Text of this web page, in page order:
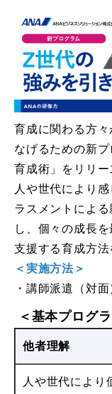
育成に関わる方
なげるための新
育成術」をリリー
人や世代により
ラスメントによ
し、個々の成長を
支援する育成方法
＜実施方法＞
・講師派遣（対面
＜基本プログ
他者理解
人や世代により